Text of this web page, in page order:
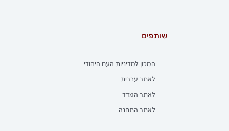
שותפים
המכון למדיניות העם היהודי
לאתר עברית
לאתר המדד
לאתר התחנה